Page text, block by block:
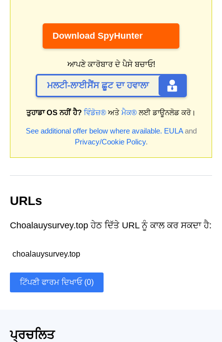
Download SpyHunter
ਆਪਣੇ ਕਾਰੋਬਾਰ ਦੇ ਪੈਸੇ ਬਚਾਓ!
ਮਲਟੀ-ਲਾਈਸੈਂਸ ਛੂਟ ਦਾ ਹਵਾਲਾ
ਤੁਹਾਡਾ OS ਨਹੀਂ ਹੈ? ਵਿੰਡੋਜ਼® ਅਤੇ ਮੈਕ® ਲਈ ਡਾਊਨਲੋਡ ਕਰੋ।
See additional offer below where available. EULAand
Privacy/Cookie Policy.
URLs
Choalauysurvey.top ਹੇਠ ਦਿੱਤੇ URL ਨੂੰ ਕਾਲ ਕਰ ਸਕਦਾ ਹੈ:
choalauysurvey.top
ਟਿੱਪਣੀ ਫਾਰਮ ਦਿਖਾਓ (0)
ਪ੍ਰਚਲਿਤ